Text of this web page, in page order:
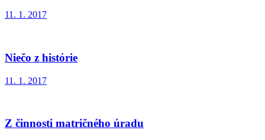
11. 1. 2017
Niečo z histórie
11. 1. 2017
Z činnosti matričného úradu